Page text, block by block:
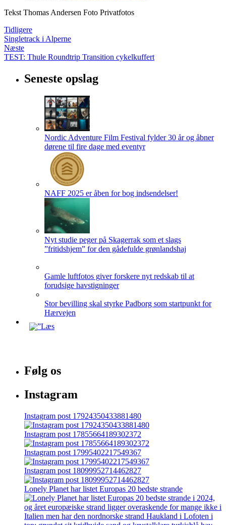
Tekst Thomas Andersen Foto Privatfotos
Tidligere
Singletrack i Alperne
Næste
TEST: Thule Roundtrip Transition cykelkuffert
Seneste opslag
Nordic Adventure Film Festival fylder 30 år og åbner
dørene til fire dage med eventyr
NAFF 2025 er åben for bog indsendelser!
Nyt studie peger på Skagerrak som et slags
”fritidshjem” for den gådefulde grønlandshaj
Gamle luftfotos giver forskere nyt redskab til at
forudsige havstigninger
Stor bevilling skal styrke Padborg som startpunkt for
Hærvejen
Følg os
Instagram
Instagram post 17924350433881480
Instagram post 17855664189302372
Instagram post 17995402217549367
Instagram post 18099952714462827
Lonely Planet har listet Europas 20 bedste strande